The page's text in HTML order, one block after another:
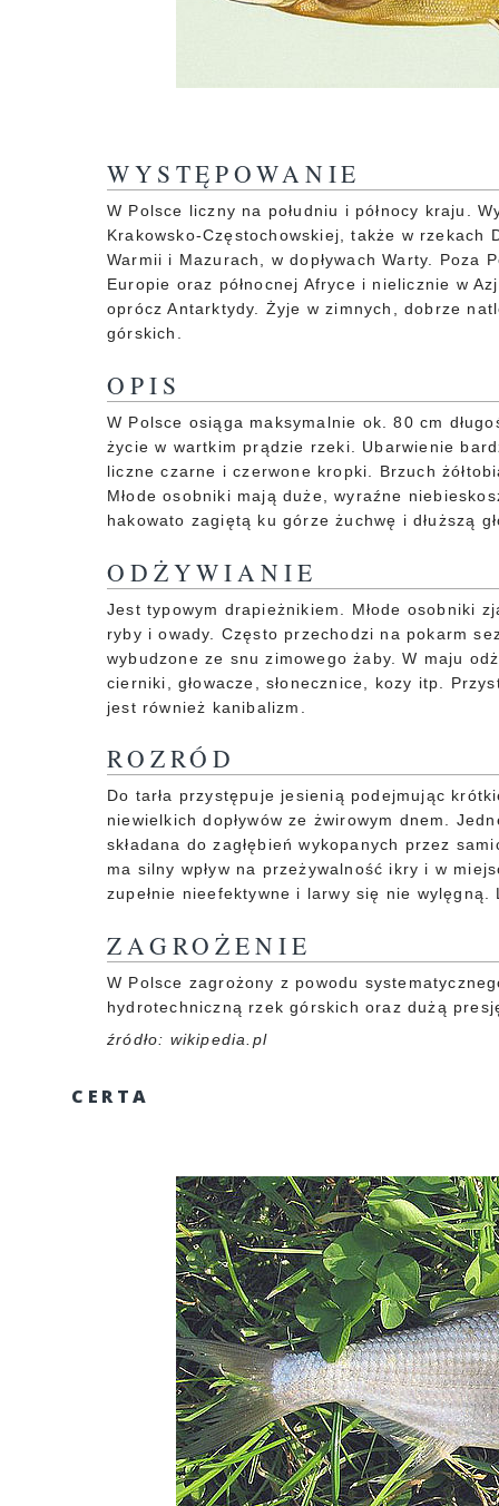
WYSTĘPOWANIE
W Polsce liczny na południu i północy kraju.
Krakowsko-Częstochowskiej, także w rzekach
Warmii i Mazurach, w dopływach Warty. Poza
Europie oraz północnej Afryce i nielicznie w
oprócz Antarktydy. Żyje w zimnych, dobrze
górskich.
OPIS
W Polsce osiąga maksymalnie ok. 80 cm
życie w wartkim prądzie rzeki. Ubarwienie
liczne czarne i czerwone kropki. Brzuch
Młode osobniki mają duże, wyraźne
hakowato zagiętą ku górze żuchwę i dłuższą
ODŻYWIANIE
Jest typowym drapieżnikiem. Młode osobniki
ryby i owady. Często przechodzi na pokarm
wybudzone ze snu zimowego żaby. W maju
cierniki, głowacze, słonecznice, kozy itp.
jest również kanibalizm.
ROZRÓD
Do tarła przystępuje jesienią podejmując
niewielkich dopływów ze żwirowym dnem.
składana do zagłębień wykopanych przez
ma silny wpływ na przeżywalność ikry i w
zupełnie nieefektywne i larwy się nie
ZAGROŻENIE
W Polsce zagrożony z powodu
hydrotechniczną rzek górskich oraz dużą
źródło: wikipedia.pl
CERTA